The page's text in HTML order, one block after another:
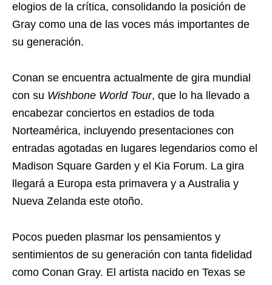
elogios de la crítica, consolidando la posición de
Gray como una de las voces más importantes de
su generación.
Conan se encuentra actualmente de gira mundial
con su Wishbone World Tour, que lo ha llevado a
encabezar conciertos en estadios de toda
Norteamérica, incluyendo presentaciones con
entradas agotadas en lugares legendarios como el
Madison Square Garden y el Kia Forum. La gira
llegará a Europa esta primavera y a Australia y
Nueva Zelanda este otoño.
Pocos pueden plasmar los pensamientos y
sentimientos de su generación con tanta fidelidad
como Conan Gray. El artista nacido en Texas se